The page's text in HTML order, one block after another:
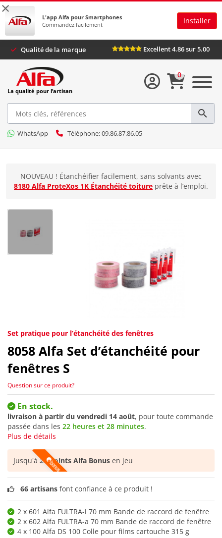
×
L'app Alfa pour Smartphones
Commandez facilement
Installer
Qualité de la marque Excellent 4.86 sur 5.00
La qualité pour l’artisan
WhatsApp Téléphone: 09.86.87.86.05
0
NOUVEAU ! Étanchéifier facilement, sans solvants avec
8180 Alfa ProteXos 1K Étanchéité toiture prête à l’emploi.
Set pratique pour l’étanchéité des fenêtres
8058 Alfa Set d’étanchéité pour
fenêtres S
Question sur ce produit?
En stock.
livraison à partir du vendredi 14 août, pour toute commande
passée dans les 22 heures et 28 minutes.
Plus de détails
Jusqu'à29 points Alfa Bonus en jeu
66 artisans font confiance à ce produit !
2 x 601 Alfa FULTRA-i 70 mm Bande de raccord de fenêtre
2 x 602 Alfa FULTRA-a 70 mm Bande de raccord de fenêtre
4 x 100 Alfa DS 100 Colle pour films cartouche 315 g